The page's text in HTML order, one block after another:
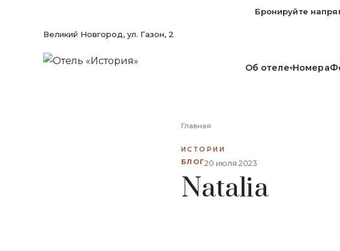
Бронируйте
Великий Новгород, ул. Газон, 2
Об отеле▾Номера
Главная
ИСТОРИИ
БЛОГ20 июля 2023
Natalia